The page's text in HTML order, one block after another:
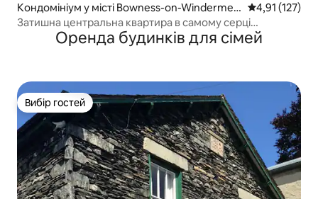
Кондомініум у місті Bowness-on-Windermer
e
Середня
4,91 (127)
Затишна центральна квартира в самому серці
ВіндерміруОренда будинків для сімей
Вибір гостей
Вибір гостей